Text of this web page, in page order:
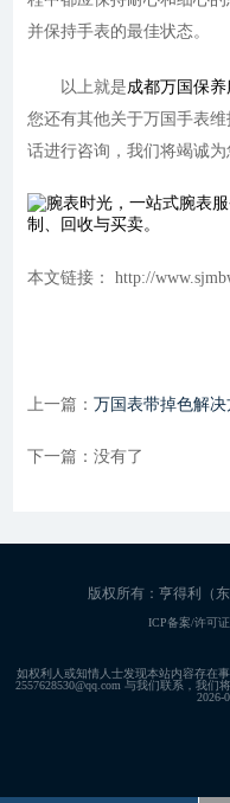
并保持手表的最佳状态。
以上就是成都万国保
您还有其他关于万国手表
话进行咨询，我们将竭诚为
本文链接： http://
上一篇： 万国表带掉色解
下一篇：没有了
版权所有：亨得利（
ICP备案/许可
如权利人或知情人士发现本站内容存在
2557628530@qq.com 与我们联系，我
2026-